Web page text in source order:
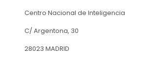
Centro Nacional de Inteligencia
C/ Argentona, 30
28023 MADRID